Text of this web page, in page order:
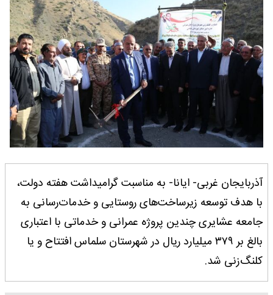
آذربایجان غربی- ایانا- به مناسبت گرامیداشت هفته دولت،
با هدف توسعه زیرساخت‌های روستایی و خدمات‌رسانی به
جامعه عشایری چندین پروژه عمرانی و خدماتی با اعتباری
بالغ بر ۳۷۹ میلیارد ریال در شهرستان سلماس افتتاح و یا
کلنگ‌زنی شد.